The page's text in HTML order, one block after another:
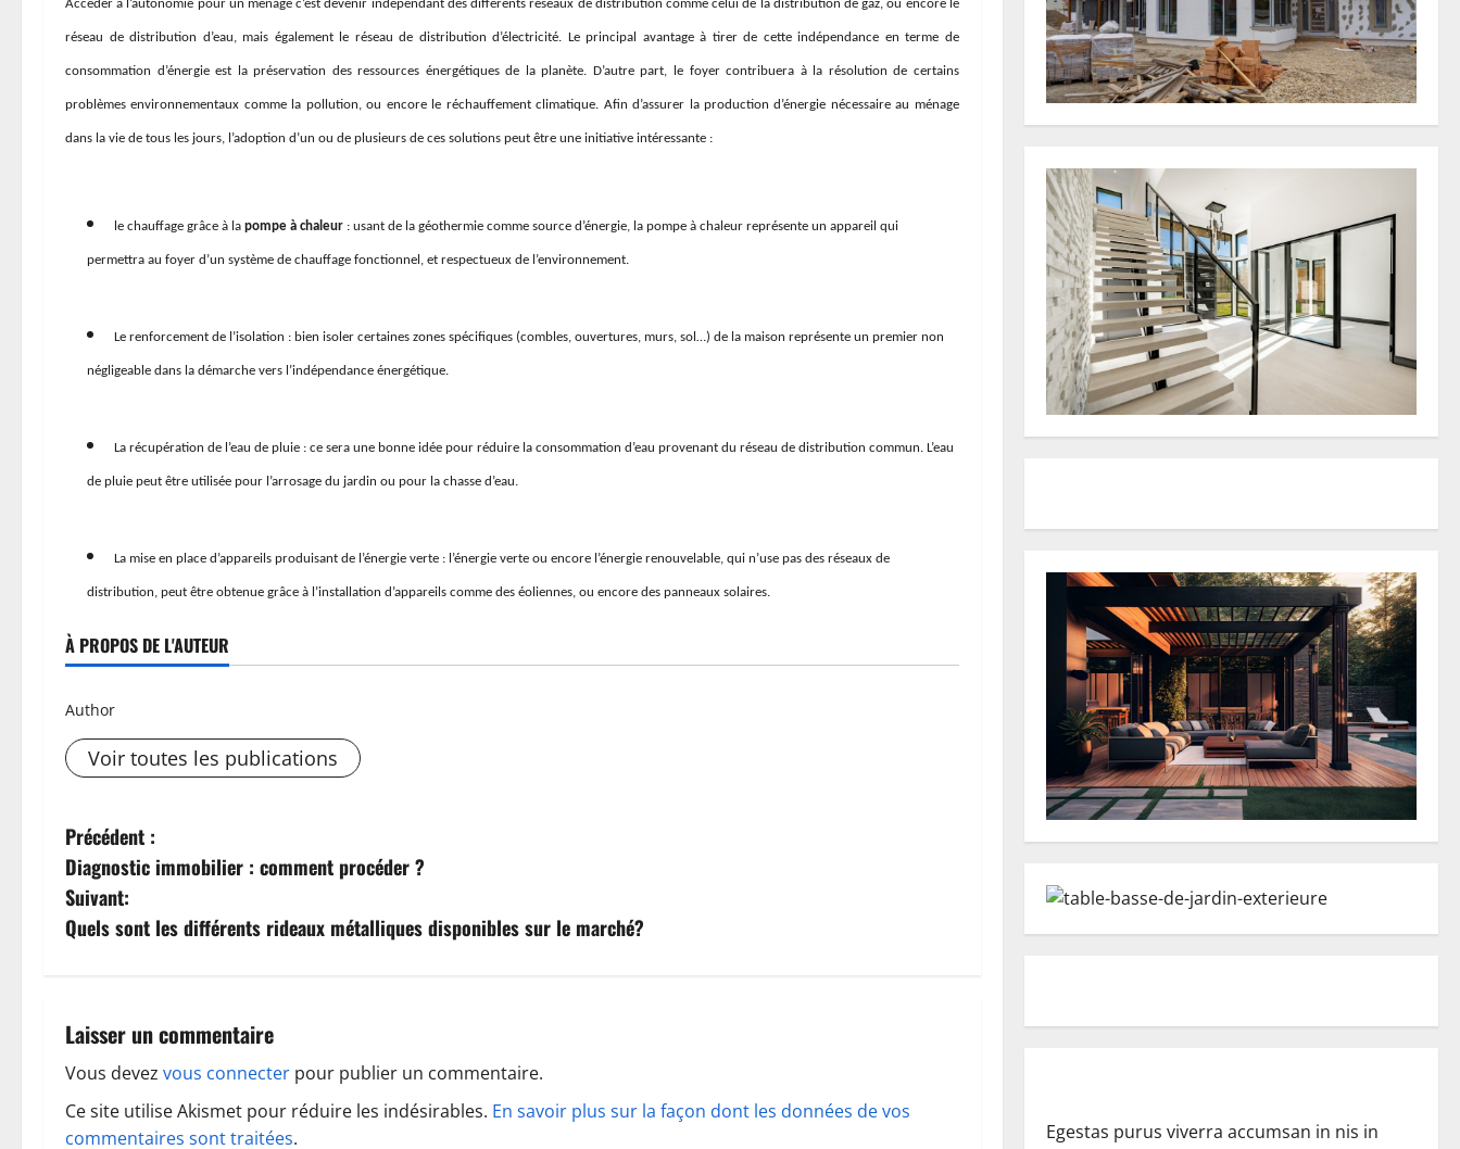
Accéder à l’autonomie pour un ménage c’est devenir indépendant des différents réseaux de distribution comme celui de la distribution de gaz, ou encore le
réseau de distribution d’eau, mais également le réseau de distribution d’électricité. Le principal avantage à tirer de cette indépendance en terme de
consommation d’énergie est la préservation des ressources énergétiques de la planète. D’autre part, le foyer contribuera à la résolution de certains
problèmes environnementaux comme la pollution, ou encore le réchauffement climatique. Afin d’assurer la production d’énergie nécessaire au ménage
dans la vie de tous les jours, l’adoption d’un ou de plusieurs de ces solutions peut être une initiative intéressante :
le chauffage grâce à la pompe à chaleur : usant de la géothermie comme source d’énergie, la pompe à chaleur représente un appareil qui
permettra au foyer d’un système de chauffage fonctionnel, et respectueux de l’environnement.
Le renforcement de l’isolation : bien isoler certaines zones spécifiques (combles, ouvertures, murs, sol…) de la maison représente un premier non
négligeable dans la démarche vers l’indépendance énergétique.
La récupération de l’eau de pluie : ce sera une bonne idée pour réduire la consommation d’eau provenant du réseau de distribution commun. L’eau
de pluie peut être utilisée pour l’arrosage du jardin ou pour la chasse d’eau.
La mise en place d’appareils produisant de l’énergie verte : l’énergie verte ou encore l’énergie renouvelable, qui n’use pas des réseaux de
distribution, peut être obtenue grâce à l’installation d’appareils comme des éoliennes, ou encore des panneaux solaires.
À PROPOS DE L'AUTEUR
Author
Voir toutes les publications
N
a
v
g
a
t
Précédent :
Diagnostic immobilier : comment procéder ?
Suivant:
Quels sont les différents rideaux métalliques disponibles sur le marché?
Laisser un commentaire
Vous devez vous connecter pour publier un commentaire.
Ce site utilise Akismet pour réduire les indésirables. En savoir plus sur la façon dont les données de vos
commentaires sont traitées.
Egestas purus viverra accumsan in nis in